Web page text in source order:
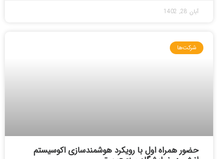
آبان 28, 1402
شرکت‌ها
حضور همراه اول با رویکرد هوشمندسازی اکوسیستم